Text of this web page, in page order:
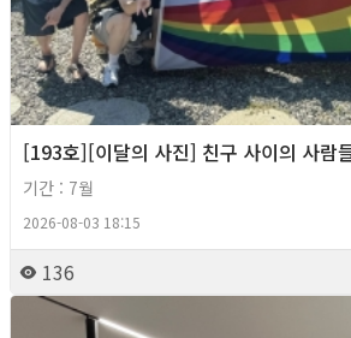
[193호][이달의 사진] 친구 사이의 사람
기간 : 7월
2026-08-03 18:15
136